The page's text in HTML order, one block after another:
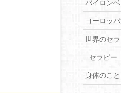
バイロン
ヨーロッ
世界のセ
セラピー
身体のこと